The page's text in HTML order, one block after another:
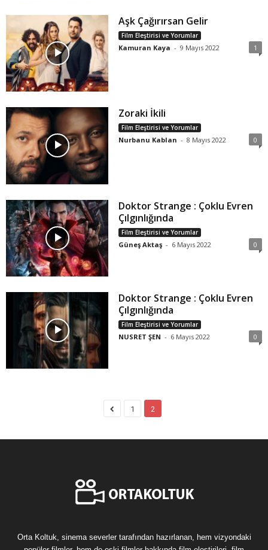
Aşk Çağırırsan Gelir
Film Eleştirisi ve Yorumlar
Kamuran Kaya - 9 Mayıs 2022 1
Zoraki İkili
Film Eleştirisi ve Yorumlar
Nurbanu Kablan - 8 Mayıs 2022 0
Doktor Strange : Çoklu Evren
Çılgınlığında
Film Eleştirisi ve Yorumlar
Güneş Aktaş - 6 Mayıs 2022 0
Doktor Strange : Çoklu Evren
Çılgınlığında
Film Eleştirisi ve Yorumlar
NUSRET ŞEN - 6 Mayıs 2022 0
1 2
Orta Koltuk, sinema severler tarafından hazırlanan, hem vizyondaki